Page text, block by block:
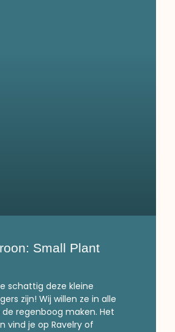
Small Plant
schattig deze kleine
zijn! Wij willen ze in alle
regenboog maken. Het
vind je op Ravelry of